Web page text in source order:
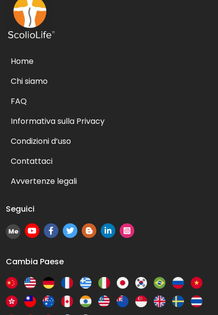
Home
Chi siamo
FAQ
Informativa sulla Privacy
Condizioni d’uso
Contattaci
Avvertenze legali
Seguici
Me
Cambia Paese